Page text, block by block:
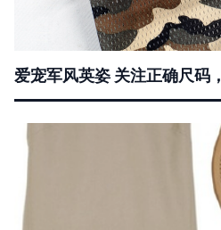
爱宠军风英姿 关注正确尺码